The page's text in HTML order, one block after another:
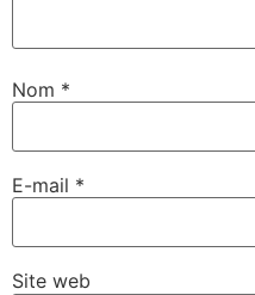
Nom *
E-mail *
Site web